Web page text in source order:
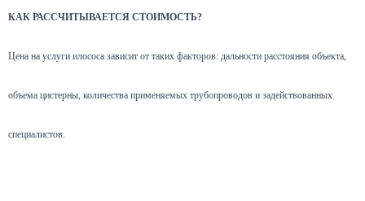
КАК РАССЧИТЫВАЕТСЯ СТОИМОСТЬ?
Цена на услуги илососа зависит от таких факторов: дальности расстояния объекта,
объема цистерны, количества применяемых трубопроводов и задействованных
специалистов.